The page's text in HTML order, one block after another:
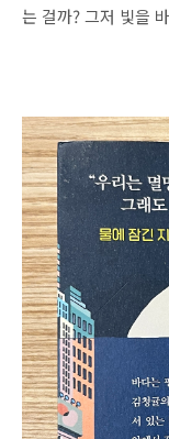
는 걸까? 그저 빛을